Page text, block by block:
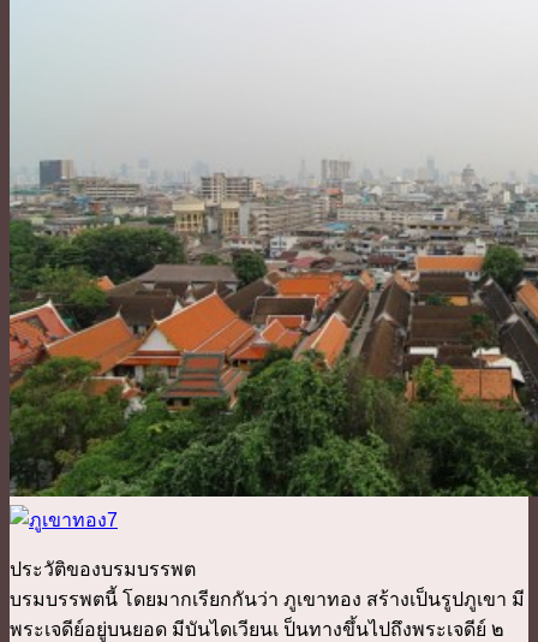
ประวัติของบรมบรรพต
บรมบรรพตนี้ โดยมากเรียกกันว่า ภูเขาทอง สร้างเป็นรูปภูเขา มี
พระเจดีย์อยู่บนยอด มีบันไดเวียนเ ป็นทางขึ้นไปถึงพระเจดีย์ ๒